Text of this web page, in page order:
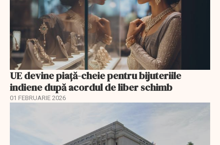
UE devine piață-cheie pentru bijuteriile
indiene după acordul de liber schimb
01 FEBRUARIE 2026